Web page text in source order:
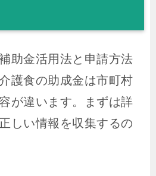
助金活用法と申請方法
護食の助成金は市町村
が違います。まずは詳
しい情報を収集するの